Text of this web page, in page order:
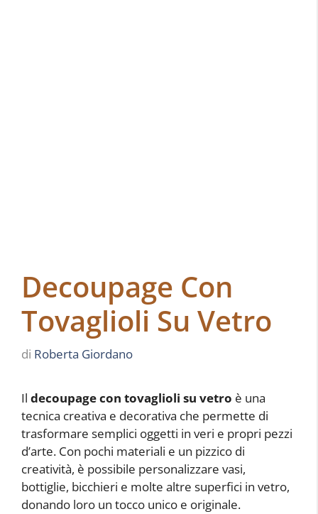
Decoupage Con
Tovaglioli Su Vetro
di Roberta Giordano
Il decoupage con tovaglioli su vetro è una
tecnica creativa e decorativa che permette di
trasformare semplici oggetti in veri e propri pezzi
d’arte. Con pochi materiali e un pizzico di
creatività, è possibile personalizzare vasi,
bottiglie, bicchieri e molte altre superfici in vetro,
donando loro un tocco unico e originale.